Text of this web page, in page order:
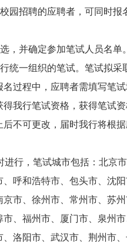
招聘的应聘者，可同时报
并确定参加笔试人员名单。
一组织的笔试。笔试拟采
过程中，应聘者需填写笔
我行笔试资格，获得笔试
不可更改，届时我行将根
行，笔试城市包括：北京市
呼和浩特市、包头市、沈
市、徐州市、常州市、苏
、福州市、厦门市、泉州
洛阳市、武汉市、荆州市